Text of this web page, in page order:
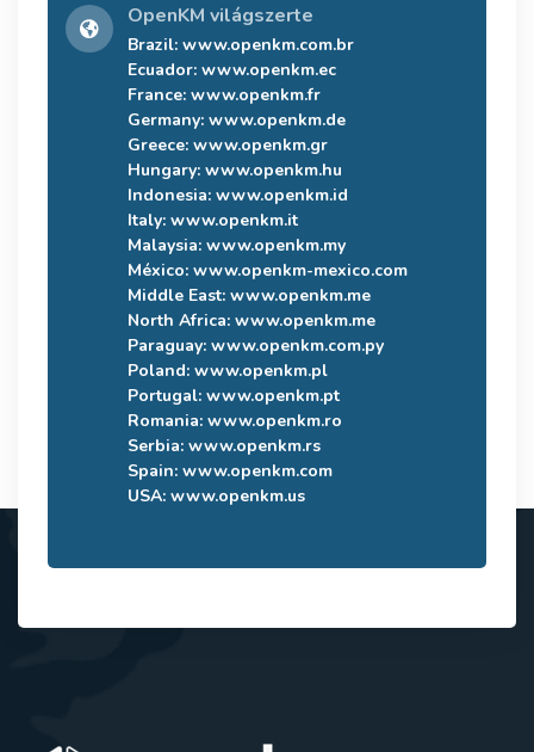
OpenKM világszerte
Brazil: www.openkm.com.br
Ecuador: www.openkm.ec
France: www.openkm.fr
Germany: www.openkm.de
Greece: www.openkm.gr
Hungary: www.openkm.hu
Indonesia: www.openkm.id
Italy: www.openkm.it
Malaysia: www.openkm.my
México: www.openkm-mexico.com
Middle East: www.openkm.me
North Africa: www.openkm.me
Paraguay: www.openkm.com.py
Poland: www.openkm.pl
Portugal: www.openkm.pt
Romania: www.openkm.ro
Serbia: www.openkm.rs
Spain: www.openkm.com
USA: www.openkm.us